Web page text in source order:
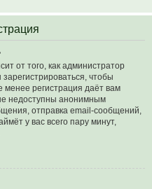
от того, как администратор
чтобы
регистрация даёт вам
недоступны анонимным
отправка email-сообщений,
у вас всего пару минут,